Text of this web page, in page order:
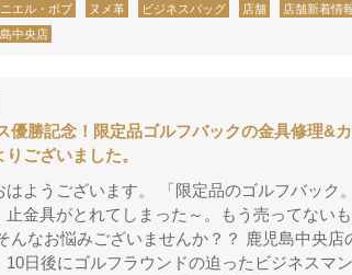
エル・ボブ ヌメ革 ビジネスバッグ 店舗 店舗新着情
中央店
優勝記念！限定品ゴルフバックの金具修理&
ございました。
はようございます。 「限定品のゴルフバック
止金具がとれてしまった～。もう売ってない
んなお悩みございませんか？？ 鹿児島中央
10日後にゴルフラウンドの迫ったビジネスマ